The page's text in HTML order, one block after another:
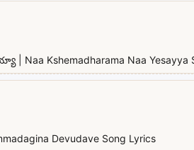
Kshemadharama Naa Yesayya
Devudave Song Lyrics